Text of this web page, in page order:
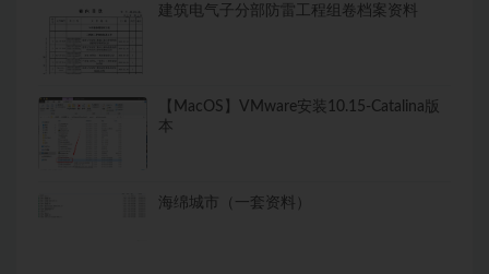
建筑电气子分部防雷工程组卷档案资料
【MacOS】VMware安装10.15-Catalina版
本
海绵城市（一套资料）